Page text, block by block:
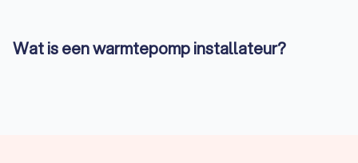
Wat is een warmtepomp installateur?